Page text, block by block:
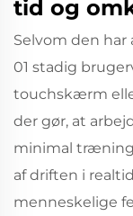
tid og
Selvom den har
01 stadig
touchskærm
der gør, at
minimal
af driften i
menneskelige